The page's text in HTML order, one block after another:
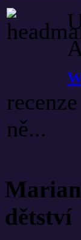
ně...
dětství